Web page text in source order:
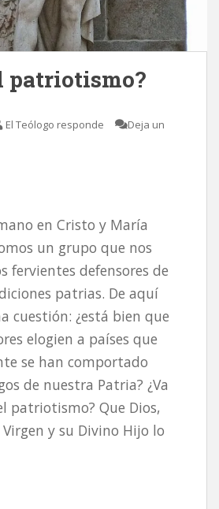
patriotismo?
El Teólogo responde
Deja un
en Cristo y María
un grupo que nos
fervientes defensores de
patrias. De aquí
cuestión: ¿está bien que
elogien a países que
se han comportado
de nuestra Patria? ¿Va
patriotismo? Que Dios,
y su Divino Hijo lo